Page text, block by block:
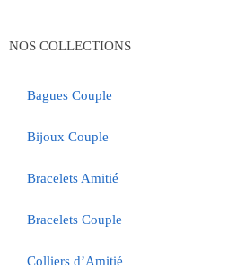
NOS COLLECTIONS
Bagues Couple
Bijoux Couple
Bracelets Amitié
Bracelets Couple
Colliers d’Amitié